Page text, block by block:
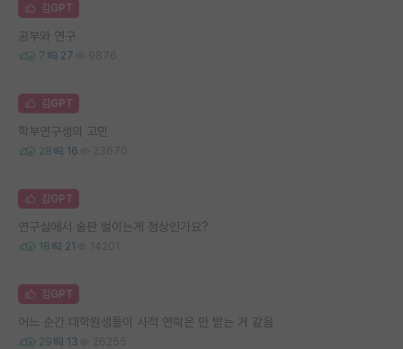
김GPT
공부와 연구
7 27 9876
김GPT
학부연구생의 고민
28 16 23670
김GPT
연구실에서 술판 벌이는게 정상인가요?
18 21 14201
김GPT
어느 순간 대학원생들이 사적 연락은 안 받는 거 같음
29 13 26255